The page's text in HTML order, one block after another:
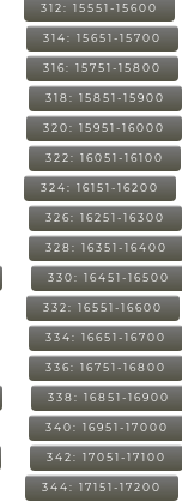
312: 15551-15600
314: 15651-15700
316: 15751-15800
318: 15851-15900
320: 15951-16000
322: 16051-16100
324: 16151-16200
326: 16251-16300
328: 16351-16400
330: 16451-16500
332: 16551-16600
334: 16651-16700
336: 16751-16800
338: 16851-16900
340: 16951-17000
342: 17051-17100
344: 17151-17200